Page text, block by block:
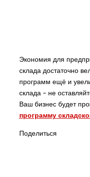
Экономия для
склада достаточно
программ ещё и
склада – не
Ваш бизнес будет
программу
Поделиться